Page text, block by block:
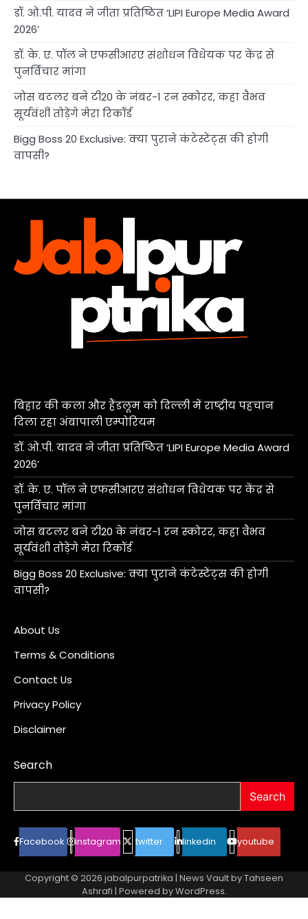
डॉ. ओ.पी. यादव ने जीता प्रतिष्ठित ‘LIPI Europe Media Award
2026’
डॉ. के. ए. पॉल ने एफसीआरए संशोधन विधेयक पर केंद्र से
पुनर्विचार मांगा
जोस बटलर बने टी20 के नंबर-1 रन स्कोरर, कहा वैभव
सूर्यवंशी तोड़ेंगे मेरा रिकॉर्ड
Bigg Boss 20 Exclusive: क्या पुराने कंटेस्टेंट्स की होगी
वापसी?
बिहार की कला और हैंडलूम को दिल्ली में राष्ट्रीय पहचान
दिला रहा अंबापाली एम्पोरियम
डॉ. ओ.पी. यादव ने जीता प्रतिष्ठित ‘LIPI Europe Media Award
2026’
डॉ. के. ए. पॉल ने एफसीआरए संशोधन विधेयक पर केंद्र से
पुनर्विचार मांगा
जोस बटलर बने टी20 के नंबर-1 रन स्कोरर, कहा वैभव
सूर्यवंशी तोड़ेंगे मेरा रिकॉर्ड
Bigg Boss 20 Exclusive: क्या पुराने कंटेस्टेंट्स की होगी
वापसी?
About Us
Terms & Conditions
Contact Us
Privacy Policy
Disclaimer
Search
Search
Facebook instagram twitter linkedin youtube
Copyright © 2026 jabalpurpatrika | News Vault byTahseen
Ashrafi | Powered byWordPress.